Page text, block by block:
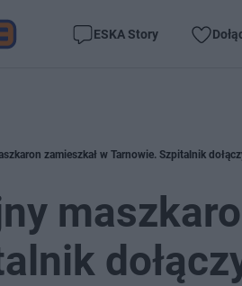
ESKA Story
zamieszkał w Tarnowie. Szpitalnik